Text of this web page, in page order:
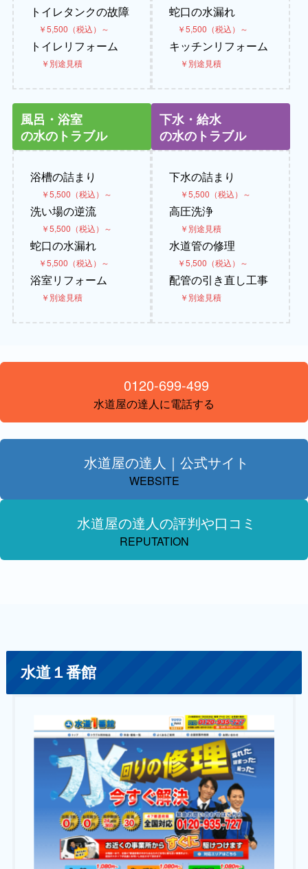
トイレタンクの故障
￥5,500（税込）～
トイレリフォーム
￥別途見積
蛇口の水漏れ
￥5,500（税込）～
キッチンリフォーム
￥別途見積
風呂・浴室
の水のトラブル
浴槽の詰まり
￥5,500（税込）～
洗い場の逆流
￥5,500（税込）～
蛇口の水漏れ
￥5,500（税込）～
浴室リフォーム
￥別途見積
下水・給水
の水のトラブル
下水の詰まり
￥5,500（税込）～
高圧洗浄
￥別途見積
水道管の修理
￥5,500（税込）～
配管の引き直し工事
￥別途見積
0120-699-499
水道屋の達人に電話する
水道屋の達人｜公式サイト
WEBSITE
水道屋の達人の評判や口コミ
REPUTATION
水道１番館